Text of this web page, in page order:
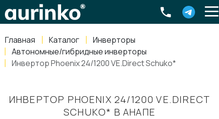
Главная Каталог
Инверторы
Автономные/гибридные инверторы
Инвертор Phoenix 24/1200 VE.Direct Schuko*
ИНВЕРТОР PHOENIX 24/1200 VE.DIRECT
SCHUKO* В АНАПЕ
Россия, Свердловская область Екатеринбург ,
8-800-770-79-40